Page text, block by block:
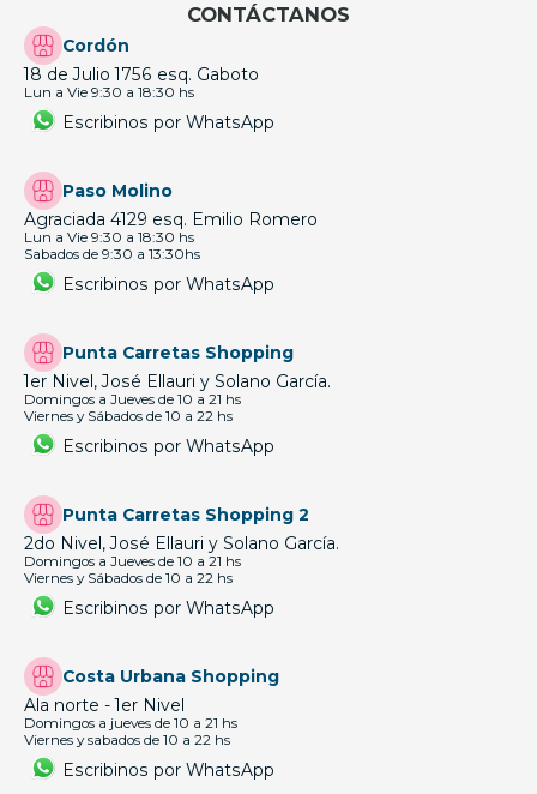
CONTÁCTANOS
Cordón
18 de Julio 1756 esq. Gaboto
Lun a Vie 9:30 a 18:30 hs
Escribinos por WhatsApp
Paso Molino
Agraciada 4129 esq. Emilio Romero
Lun a Vie 9:30 a 18:30 hs
Sabados de 9:30 a 13:30hs
Escribinos por WhatsApp
Punta Carretas Shopping
1er Nivel, José Ellauri y Solano García.
Domingos a Jueves de 10 a 21 hs
Viernes y Sábados de 10 a 22 hs
Escribinos por WhatsApp
Punta Carretas Shopping 2
2do Nivel, José Ellauri y Solano García.
Domingos a Jueves de 10 a 21 hs
Viernes y Sábados de 10 a 22 hs
Escribinos por WhatsApp
Costa Urbana Shopping
Ala norte - 1er Nivel
Domingos a jueves de 10 a 21 hs
Viernes y sabados de 10 a 22 hs
Escribinos por WhatsApp